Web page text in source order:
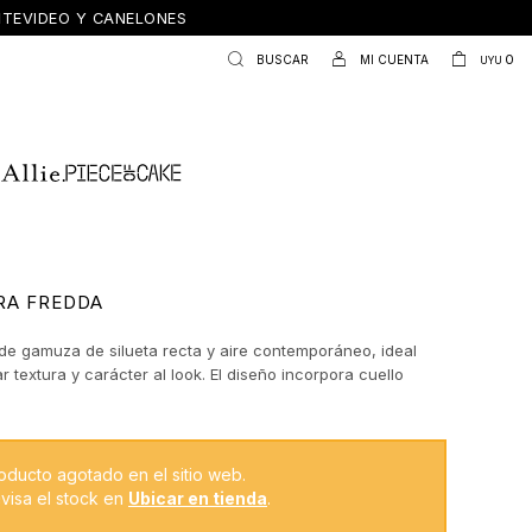
Y CANELONES
UYU 0
FREDDA
gamuza de silueta recta y aire contemporáneo, ideal
textura y carácter al look. El diseño incorpora cuello
delanteros aplicados y botones metálicos que
calado en la parte inferior, con terminación ondulada, le
diferencial artesanal que eleva la prenda y la convierte
agotado en el sitio web.
el stock en Ubicar en tienda.